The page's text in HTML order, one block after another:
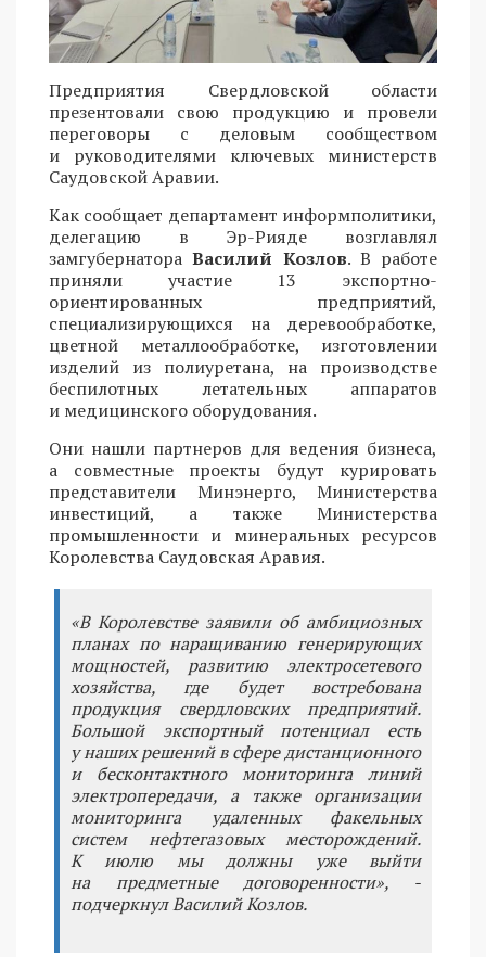
Предприятия Свердловской области
презентовали свою продукцию и провели
переговоры с деловым сообществом
и руководителями ключевых министерств
Саудовской Аравии.
Как сообщает департамент информполитики,
делегацию в Эр-Рияде возглавлял
замгубернатораВасилий Козлов. В работе
приняли участие 13 экспортно-
ориентированных предприятий,
специализирующихся на деревообработке,
цветной металлообработке, изготовлении
изделий из полиуретана, на производстве
беспилотных летательных аппаратов
и медицинского оборудования.
Они нашли партнеров для ведения бизнеса,
а совместные проекты будут курировать
представители Минэнерго, Министерства
инвестиций, а также Министерства
промышленности и минеральных ресурсов
Королевства Саудовская Аравия.
«В Королевстве заявили об амбициозных
планах по наращиванию генерирующих
мощностей, развитию электросетевого
хозяйства, где будет востребована
продукция свердловских предприятий.
Большой экспортный потенциал есть
у наших решений в сфере дистанционного
и бесконтактного мониторинга линий
электропередачи, а также организации
мониторинга удаленных факельных
систем нефтегазовых месторождений.
К июлю мы должны уже выйти
на предметные договоренности», -
подчеркнул Василий Козлов.